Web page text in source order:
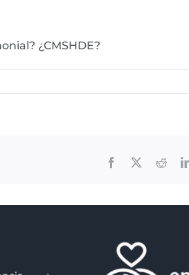
¿CMSHDE?
Facebook